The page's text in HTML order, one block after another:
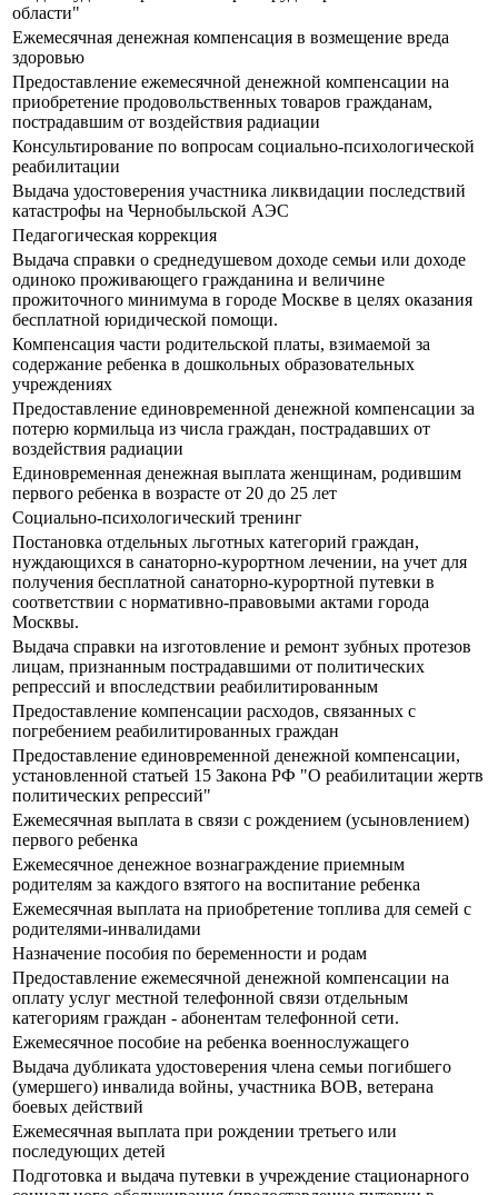
области"
Ежемесячная денежная компенсация в возмещение вреда
здоровью
Предоставление ежемесячной денежной компенсации на
приобретение продовольственных товаров гражданам,
пострадавшим от воздействия радиации
Консультирование по вопросам социально-психологической
реабилитации
Выдача удостоверения участника ликвидации последствий
катастрофы на Чернобыльской АЭС
Педагогическая коррекция
Выдача справки о среднедушевом доходе семьи или доходе
одиноко проживающего гражданина и величине
прожиточного минимума в городе Москве в целях оказания
бесплатной юридической помощи.
Компенсация части родительской платы, взимаемой за
содержание ребенка в дошкольных образовательных
учреждениях
Предоставление единовременной денежной компенсации за
потерю кормильца из числа граждан, пострадавших от
воздействия радиации
Единовременная денежная выплата женщинам, родившим
первого ребенка в возрасте от 20 до 25 лет
Социально-психологический тренинг
Постановка отдельных льготных категорий граждан,
нуждающихся в санаторно-курортном лечении, на учет для
получения бесплатной санаторно-курортной путевки в
соответствии с нормативно-правовыми актами города
Москвы.
Выдача справки на изготовление и ремонт зубных протезов
лицам, признанным пострадавшими от политических
репрессий и впоследствии реабилитированным
Предоставление компенсации расходов, связанных с
погребением реабилитированных граждан
Предоставление единовременной денежной компенсации,
установленной статьей 15 Закона РФ "О реабилитации жертв
политических репрессий"
Ежемесячная выплата в связи с рождением (усыновлением)
первого ребенка
Ежемесячное денежное вознаграждение приемным
родителям за каждого взятого на воспитание ребенка
Ежемесячная выплата на приобретение топлива для семей с
родителями-инвалидами
Назначение пособия по беременности и родам
Предоставление ежемесячной денежной компенсации на
оплату услуг местной телефонной связи отдельным
категориям граждан - абонентам телефонной сети.
Ежемесячное пособие на ребенка военнослужащего
Выдача дубликата удостоверения члена семьи погибшего
(умершего) инвалида войны, участника ВОВ, ветерана
боевых действий
Ежемесячная выплата при рождении третьего или
последующих детей
Подготовка и выдача путевки в учреждение стационарного